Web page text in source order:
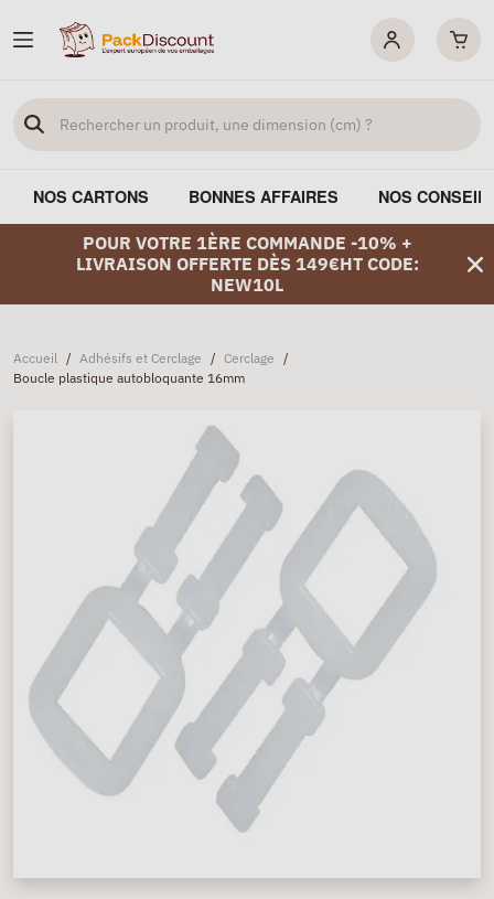
NOS CARTONS BONNES AFFAIRES NOS
POUR VOTRE 1ÈRE COMMANDE -10% +
LIVRAISON OFFERTE DÈS 149€HT CODE:
NEW10L
Accueil / Adhésifs et Cerclage / Cerclage /
Boucle plastique autobloquante 16mm